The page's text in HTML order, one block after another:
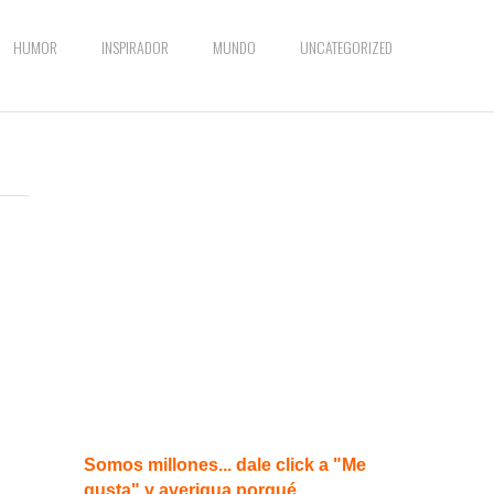
HUMOR INSPIRADOR MUNDO UNCATEGORIZED
Somos millones... dale click a "Me
gusta" y averigua porqué